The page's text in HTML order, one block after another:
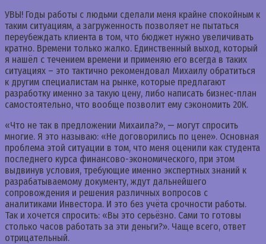
УВЫ! Годы работы с людьми сделали меня крайне спокойным к
таким ситуациям, а загруженность позволяет не пытаться
переубеждать клиента в том, что бюджет нужно увеличивать
кратно. Времени только жалко. Единственный выход, который
я нашёл с течением времени и применяю его всегда в таких
ситуациях – это тактично рекомендовал Михаилу обратиться
к другим специалистам на рынке, которые предлагают
разработку именно за такую цену, либо написать бизнес-план
самостоятельно, что вообще позволит ему сэкономить 20К.
«Что не так в предложении Михаила?», — могут спросить
многие. Я это называю: «Не договорились по цене». Основная
проблема этой ситуации в том, что меня оценили как студента
последнего курса финансово-экономического, при этом
выдвинув условия, требующие именно экспертных знаний к
разрабатываемому документу, ждут дальнейшего
сопровождения и решения различных вопросов с
аналитиками Инвестора. И это без учёта срочности работы.
Так и хочется спросить: «Вы это серьёзно. Сами то готовы
столько часов работать за эти деньги?». Чаще всего, ответ
отрицательный.